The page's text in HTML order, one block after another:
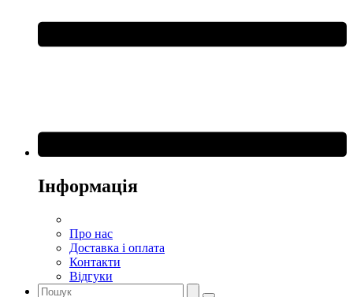
Інформація
Про нас
Доставка і оплата
Контакти
Відгуки